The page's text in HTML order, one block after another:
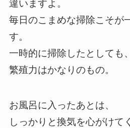
違いますよ。
毎日のこまめな掃除こそが
す。
一時的に掃除したとしても、
繁殖力はかなりのもの。
お風呂に入ったあとは、
しっかりと換気を心がけて